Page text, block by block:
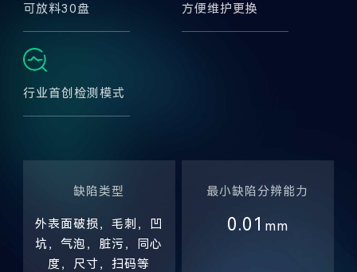
可放料30盘
方便维护更换
行业首创检测模式
缺陷类型
外表面破损，毛刺，凹
坑，气泡，脏污，同心
度，尺寸，扫码等
最小缺陷分辨能力
0.01 mm